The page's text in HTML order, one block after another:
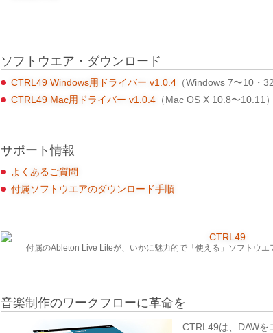
ソフトウエア・ダウンロード
CTRL49 Windows用ドライバー v1.0.4 （Windows 7〜10・
CTRL49 Mac用ドライバー v1.0.4 （Mac OS X 10.8〜10.11）
サポート情報
よくあるご質問
付属ソフトウエアのダウンロード手順
付属のAbleton Live Liteが、いかに魅力的で「使える」ソフトウエ
音楽制作のワークフローに革命を
CTRL49は、DAWを